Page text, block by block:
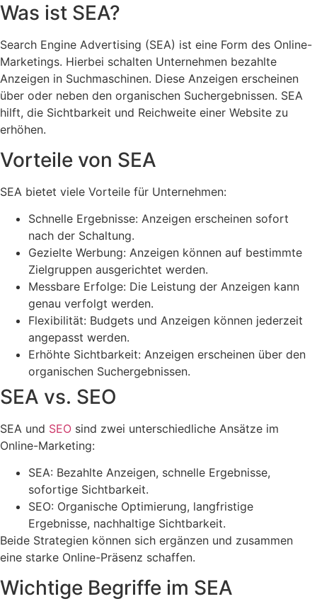
Was ist SEA?
Search Engine Advertising (SEA) ist eine Form des Online-
Marketings. Hierbei schalten Unternehmen bezahlte
Anzeigen in Suchmaschinen. Diese Anzeigen erscheinen
über oder neben den organischen Suchergebnissen. SEA
hilft, die Sichtbarkeit und Reichweite einer Website zu
erhöhen.
Vorteile von SEA
SEA bietet viele Vorteile für Unternehmen:
Schnelle Ergebnisse: Anzeigen erscheinen sofort
nach der Schaltung.
Gezielte Werbung: Anzeigen können auf bestimmte
Zielgruppen ausgerichtet werden.
Messbare Erfolge: Die Leistung der Anzeigen kann
genau verfolgt werden.
Flexibilität: Budgets und Anzeigen können jederzeit
angepasst werden.
Erhöhte Sichtbarkeit: Anzeigen erscheinen über den
organischen Suchergebnissen.
SEA vs. SEO
SEA und SEO sind zwei unterschiedliche Ansätze im
Online-Marketing:
SEA: Bezahlte Anzeigen, schnelle Ergebnisse,
sofortige Sichtbarkeit.
SEO: Organische Optimierung, langfristige
Ergebnisse, nachhaltige Sichtbarkeit.
Beide Strategien können sich ergänzen und zusammen
eine starke Online-Präsenz schaffen.
Wichtige Begriffe im SEA